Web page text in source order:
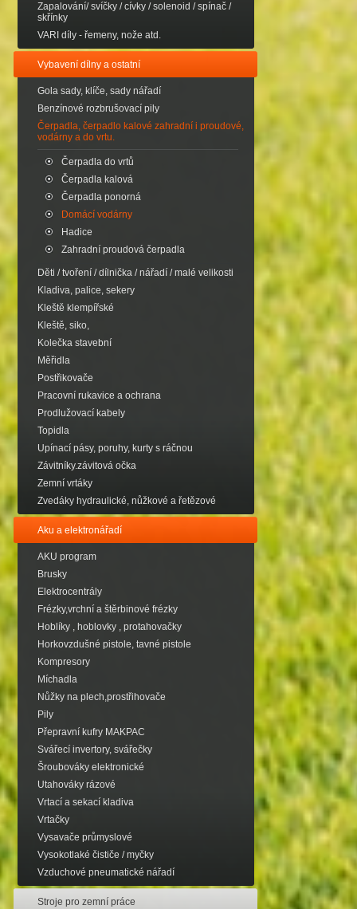
Zapalování/ svíčky / cívky / solenoid / spínač /
skřínky
VARI díly - řemeny, nože atd.
Vybavení dílny a ostatní
Gola sady, klíče, sady nářadí
Benzínové rozbrušovací pily
Čerpadla, čerpadlo kalové zahradní i proudové,
vodárny a do vrtu.
Čerpadla do vrtů
Čerpadla kalová
Čerpadla ponorná
Domácí vodárny
Hadice
Zahradní proudová čerpadla
Děti / tvoření / dílnička / nářadí / malé velikosti
Kladiva, palice, sekery
Kleště klempířské
Kleště, siko,
Kolečka stavební
Měřidla
Postřikovače
Pracovní rukavice a ochrana
Prodlužovací kabely
Topidla
Upínací pásy, poruhy, kurty s ráčnou
Závitníky.závitová očka
Zemní vrtáky
Zvedáky hydraulické, nůžkové a řetězové
Aku a elektronářadí
AKU program
Brusky
Elektrocentrály
Frézky,vrchní a štěrbinové frézky
Hoblíky , hoblovky , protahovačky
Horkovzdušné pistole, tavné pistole
Kompresory
Míchadla
Nůžky na plech,prostřihovače
Pily
Přepravní kufry MAKPAC
Svářecí invertory, svářečky
Šroubováky elektronické
Utahováky rázové
Vrtací a sekací kladiva
Vrtačky
Vysavače průmyslové
Vysokotlaké čističe / myčky
Vzduchové pneumatické nářadí
Stroje pro zemní práce